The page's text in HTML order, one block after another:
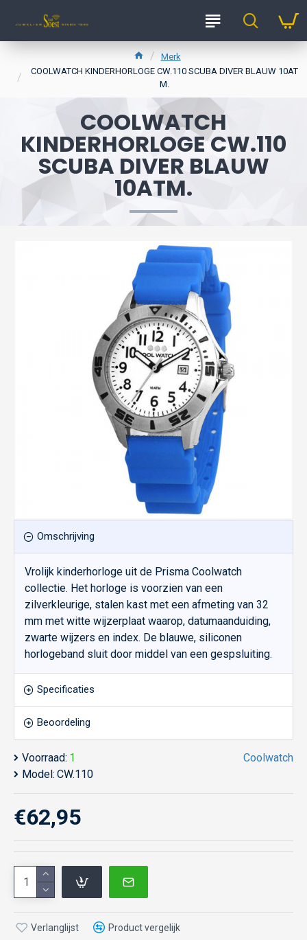
Merk
COOLWATCH KINDERHORLOGE CW.110 SCUBA DIVER BLAUW 10AT
M.
COOLWATCH
KINDERHORLOGE CW.110
SCUBA DIVER BLAUW
10ATM.
Omschrijving
Vrolijk kinderhorloge uit de Prisma Coolwatch
collectie. Het horloge is voorzien van een
zilverkleurige, stalen kast met een afmeting van 32
mm met witte wijzerplaat waarop, datumaanduiding,
zwarte wijzers en index. De blauwe, siliconen
horlogeband sluit door middel van een gespsluiting.
Specificaties
Beoordeling
Voorraad: 1
Model: CW.110
Coolwatch
€62,95
Verlanglijst Product vergelijk